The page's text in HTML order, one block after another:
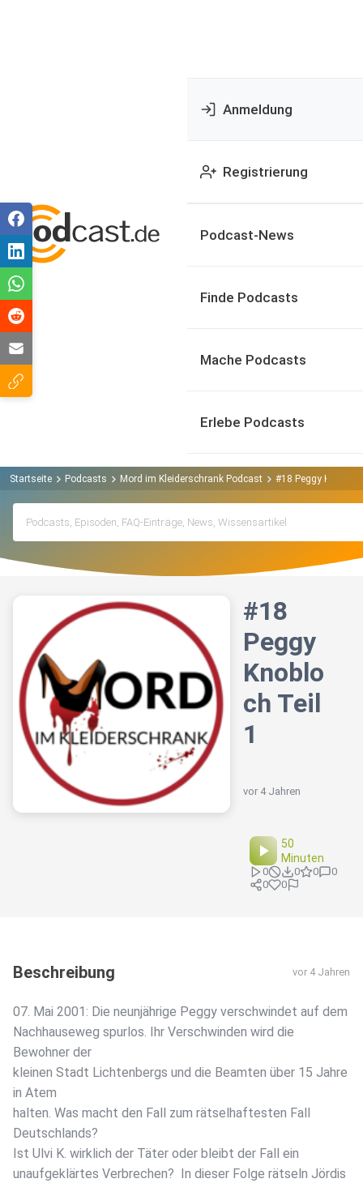
Anmeldung
Registrierung
Podcast-News
Finde Podcasts
Mache Podcasts
Erlebe Podcasts
Startseite Podcasts Mord im Kleiderschrank Podcast #18 Peggy
#18
Peggy
Knoblo
ch Teil
1
vor 4 Jahren
50
Minuten
0 0 0
0
0
0
Beschreibung vor 4 Jahren
07. Mai 2001: Die neunjährige Peggy verschwindet auf dem
Nachhauseweg spurlos. Ihr Verschwinden wird die
Bewohner der
kleinen Stadt Lichtenbergs und die Beamten über 15 Jahre
in Atem
halten. Was macht den Fall zum rätselhaftesten Fall
Deutschlands?
Ist Ulvi K. wirklich der Täter oder bleibt der Fall ein
unaufgeklärtes Verbrechen? In dieser Folge rätseln Jördis